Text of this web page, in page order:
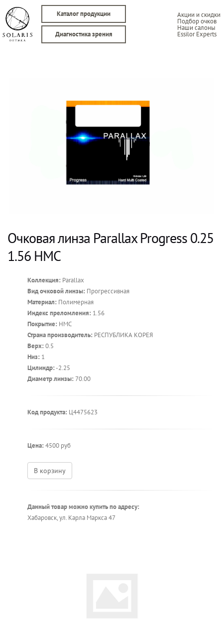
Каталог продукции Акции и скидки
Подбор очков
Наши салоны
Essilor Experts
Диагностика зрения
Очковая линза Parallax Progress 0.25
1.56 HMC
Коллекция: Parallax
Вид очковой линзы: Прогрессивная
Материал: Полимерная
Индекс преломления: 1.56
Покрытие: HMC
Страна производитель: РЕСПУБЛИКА КОРЕЯ
Верх: 0.5
Низ: 1
Цилиндр:-2.25
Диаметр линзы: 70.00
Код продукта: Ц4475623
Цена: 4500 руб
В корзину
Данный товар можно купить по адресу:
Хабаровск, ул. Карла Маркса 47